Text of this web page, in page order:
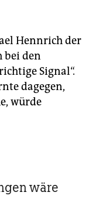
Hennrich der
bei den
Signal“.
dagegen,
würde
wäre